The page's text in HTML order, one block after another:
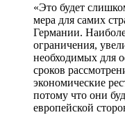
«Это будет
мера для самих
Германии.
ограничения,
необходимых для
сроков
экономические
потому что они
европейской